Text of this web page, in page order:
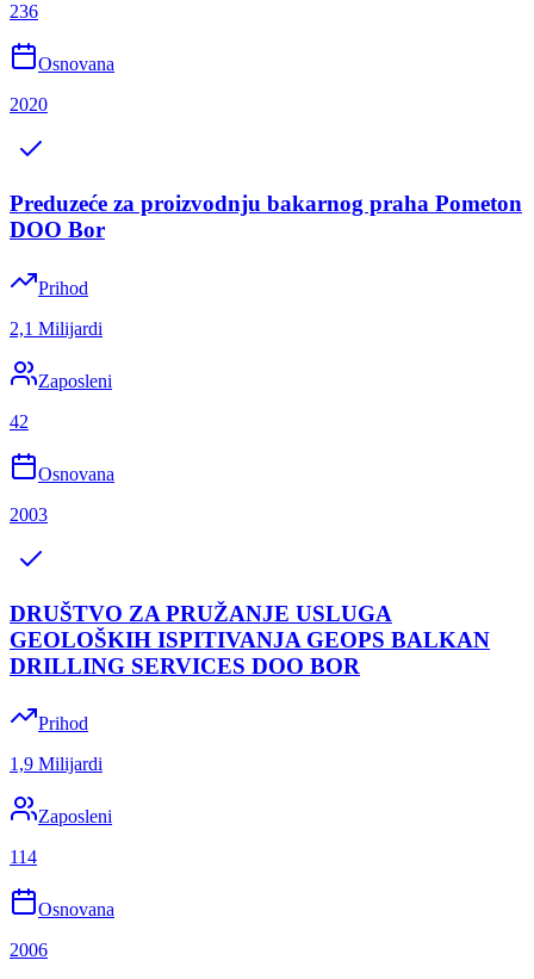
236
Osnovana
2020
Preduzeće za proizvodnju bakarnog praha Pometon
DOO Bor
Prihod
2,1 Milijardi
Zaposleni
42
Osnovana
2003
DRUŠTVO ZA PRUŽANJE USLUGA
GEOLOŠKIH ISPITIVANJA GEOPS BALKAN
DRILLING SERVICES DOO BOR
Prihod
1,9 Milijardi
Zaposleni
114
Osnovana
2006